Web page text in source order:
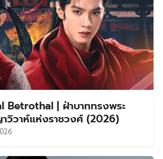
Betrothal | ฝ่าบาททรงพระ
วาห์แห่งราชวงศ์ (2026)